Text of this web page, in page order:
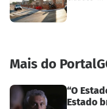
Mais do
“O
Estado